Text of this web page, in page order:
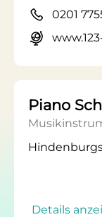
0201
Piano
Details